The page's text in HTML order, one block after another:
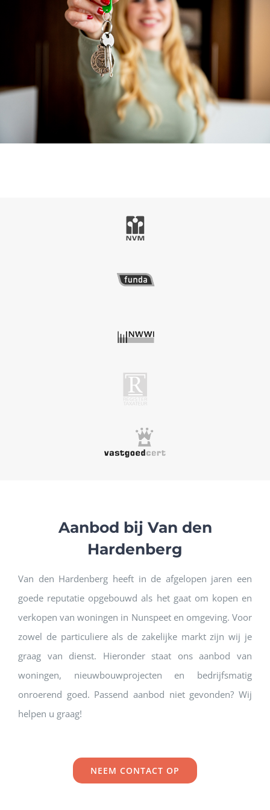
Aanbod bij Van den
Hardenberg
Van den Hardenberg heeft in de afgelopen jaren een
goede reputatie opgebouwd als het gaat om kopen en
verkopen van woningen in Nunspeet en omgeving. Voor
zowel de particuliere als de zakelijke markt zijn wij je
graag van dienst. Hieronder staat ons aanbod van
woningen, nieuwbouwprojecten en bedrijfsmatig
onroerend goed. Passend aanbod niet gevonden? Wij
helpen u graag!
NEEM CONTACT OP